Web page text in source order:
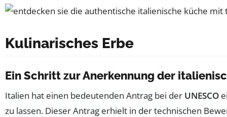
Kulinarisches Erbe
Ein Schritt zur Anerkennung der
Italien hat einen bedeutenden Antrag bei der UNESCO
zu lassen. Dieser Antrag erhielt in der technischen